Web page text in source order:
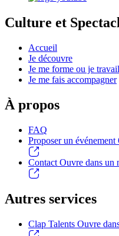
Culture et
Accueil
Je découvre
Je me forme ou je
Je me fais accompagner
À propos
FAQ
Proposer un événement
Contact Ouvre dans un
Autres services
Clap Talents Ouvre